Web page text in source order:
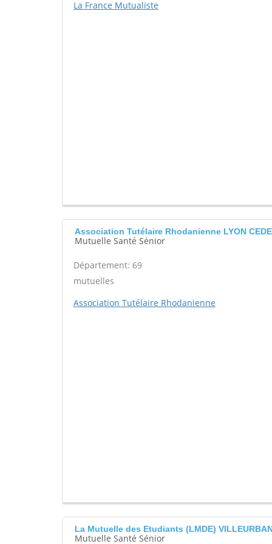
La France Mutualiste
Association Tutélaire Rhodanienne LYON
Mutuelle Santé Sénior
Département: 69
mutuelles
Association Tutélaire Rhodanienne
La Mutuelle des Etudiants (LMDE)
Mutuelle Santé Sénior